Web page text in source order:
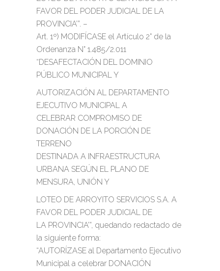
FAVOR DEL PODER JUDICIAL DE LA
PROVINCIA’”. –
Art. 1º) MODIFÍCASE el Artículo 2° de la
Ordenanza N° 1.485/2.011
“DESAFECTACIÓN DEL DOMINIO
PÚBLICO MUNICIPAL Y
AUTORIZACIÓN AL DEPARTAMENTO
EJECUTIVO MUNICIPAL A
CELEBRAR COMPROMISO DE
DONACIÓN DE LA PORCIÓN DE
TERRENO
DESTINADA A INFRAESTRUCTURA
URBANA SEGÚN EL PLANO DE
MENSURA, UNIÓN Y
LOTEO DE ARROYITO SERVICIOS S.A. A
FAVOR DEL PODER JUDICIAL DE
LA PROVINCIA’”, quedando redactado de
la siguiente forma:
“AUTORÍZASE al Departamento Ejecutivo
Municipal a celebrar DONACIÓN